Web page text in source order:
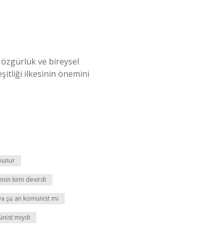
ve bireysel
ilkesinin önemini
kimi devirdi
şu an komünist mi
miydi